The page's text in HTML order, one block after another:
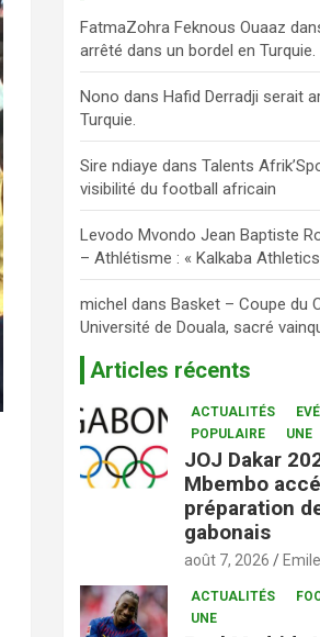
FatmaZohra Feknous Ouaaz
arrêté dans un bordel en Turquie.
Nono dansHafid Derradji serait
Turquie.
Sire ndiaye dansTalents
visibilité du football africain
Levodo Mvondo Jean Baptiste
– Athlétisme : « Kalkaba
michel dansBasket – Coupe du
Université de Douala, sacré
Articles récents
ACTUALITÉS
POPULAIRE
UNE
JOJ Dakar
Mbembo
préparation
gabonais
août 7, 2026
ACTUALITÉS
UNE